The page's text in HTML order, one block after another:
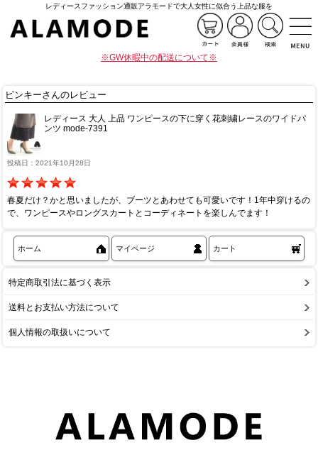
レディースファッション通販アラモードで大人女性に似合う上品な服を
※GW休暇中の配送について※
ピンキーさんのレビュー
レディース 大人 上品 ワンピースの下に穿く花刺繍レースのワイドパ
ンツ mode-7391
投稿日：2021年10月28日
春夏だけ？かと思いましたが、ブーツとあわせても可愛いです！1年中穿けるの
で、ワンピースやロングスカートとコーディネートを楽しんでます！
ホーム マイページ カート
特定商取引法に基づく表示
送料とお支払い方法について
個人情報の取扱いについて